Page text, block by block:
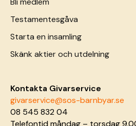
Testamentesgåva
Starta en insamling
Skänk aktier och utdelning
Kontakta Givarservice
givarservice@sos-barnbyar.se
08 545 832 04
Telefontid måndag – torsdag